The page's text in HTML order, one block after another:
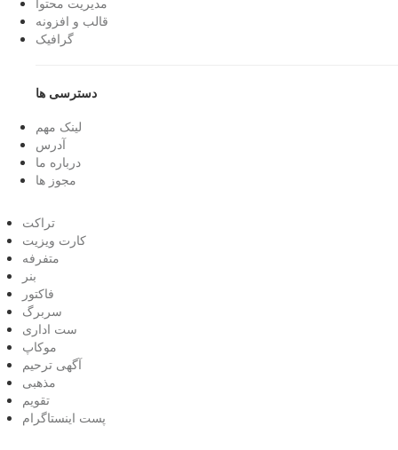
قالب و افزونه
گرافیک
دسترسی ها
لینک مهم
آدرس
درباره ما
مجوز ها
تراکت
کارت ویزیت
متفرفه
بنر
فاکتور
سربرگ
ست اداری
موکاپ
آگهی ترحیم
مذهبی
تقویم
پست اینستاگرام